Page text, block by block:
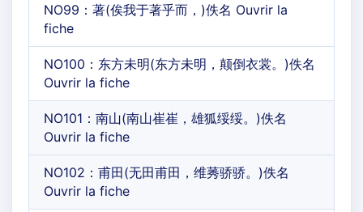
NO99：著(俟我于著乎而，)佚名 Ouvrir la
fiche
NO100：东方未明(东方未明，颠倒衣裳。)佚名
Ouvrir la fiche
NO101：南山(南山崔崔，雄狐绥绥。)佚名
Ouvrir la fiche
NO102：甫田(无田甫田，维莠骄骄。)佚名
Ouvrir la fiche